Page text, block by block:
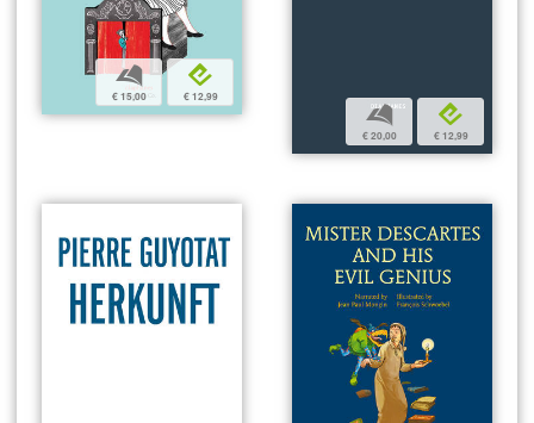
b
€ 15,00
e
€ 12,99
b
€ 20,00
e
€ 12,99